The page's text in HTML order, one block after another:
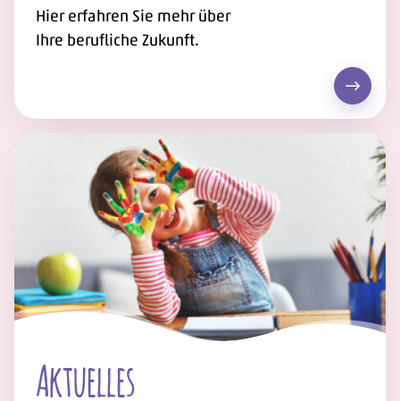
Hier erfahren Sie mehr über
Ihre berufliche Zukunft.
Jobs &
Aktuelles